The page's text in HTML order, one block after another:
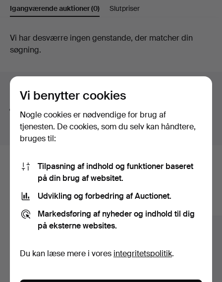
Labba.
Welcome to take a look at the catalogue and discover
some of the artists who are part of the contemporary art
scene!
Igangværende auktioner(0) Slutpriser
Igangværende
auktioner
Vi har desværre ingen genstande, der matcher din
søgning.
Vi søger automatisk på dele af ord. Søger du efter
bånd, finder vi ogsåarmbåndsur.
Her er genstande fra vores arkiv, der
matcher din søgning
Vi benytter cookies
Nogle cookies er nødvendige for brug af
tjenesten. De cookies, som du selv kan håndtere,
bruges til:
Tilpasning af indhold og funktioner baseret
på din brug af websitet.
Udvikling og forbedring af Auctionet.
Markedsføring af nyheder og indhold til dig
på eksterne websites.
Du kan læse mere i vores integritetspolitik.